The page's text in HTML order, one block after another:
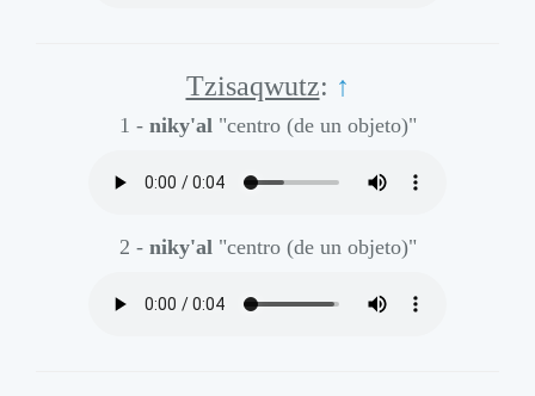
Tzisaqwutz: ↑
1 - niky'al "centro (de un objeto)"
2 - niky'al "centro (de un objeto)"